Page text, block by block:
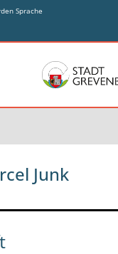
Sprache
Junk